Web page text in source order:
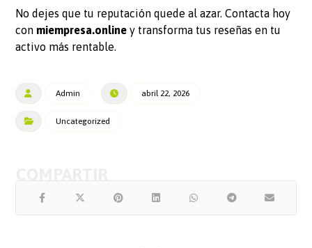
No dejes que tu reputación quede al azar. Contacta hoy
con miempresa.online y transforma tus reseñas en tu
activo más rentable.
Admin abril 22, 2026
Uncategorized